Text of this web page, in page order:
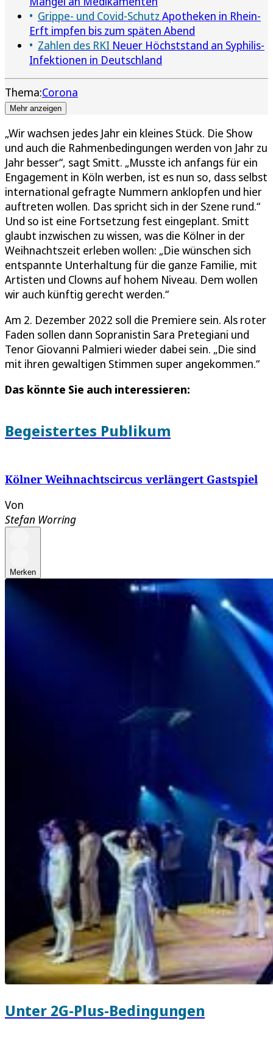
Grippe- und Covid-Schutz Apotheken in Rhein-
Erft impfen bis zum späten Abend
Zahlen des RKI Neuer Höchststand an Syphilis-
Infektionen in Deutschland
Thema:Corona
Mehr anzeigen
„Wir wachsen jedes Jahr ein kleines Stück. Die Show
und auch die Rahmenbedingungen werden von Jahr zu
Jahr besser“, sagt Smitt. „Musste ich anfangs für ein
Engagement in Köln werben, ist es nun so, dass selbst
international gefragte Nummern anklopfen und hier
auftreten wollen. Das spricht sich in der Szene rund.“
Und so ist eine Fortsetzung fest eingeplant. Smitt
glaubt inzwischen zu wissen, was die Kölner in der
Weihnachtszeit erleben wollen: „Die wünschen sich
entspannte Unterhaltung für die ganze Familie, mit
Artisten und Clowns auf hohem Niveau. Dem wollen
wir auch künftig gerecht werden.“
Am 2. Dezember 2022 soll die Premiere sein. Als roter
Faden sollen dann Sopranistin Sara Pretegiani und
Tenor Giovanni Palmieri wieder dabei sein. „Die sind
mit ihren gewaltigen Stimmen super angekommen.“
Das könnte Sie auch interessieren:
Begeistertes Publikum
Kölner Weihnachtscircus verlängert Gastspiel
Von
Stefan Worring
Merken
Unter 2G-Plus-Bedingungen